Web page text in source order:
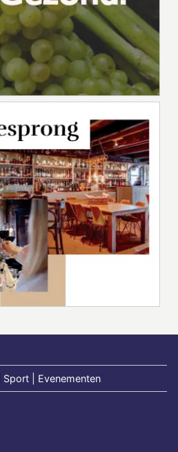
Sport | Evenementen